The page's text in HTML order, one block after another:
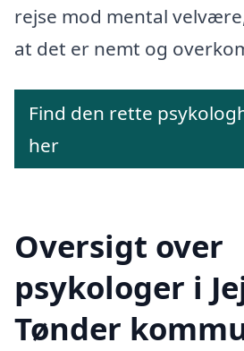
rejse mod mental
at det er nemt og
Find den rette
her
Oversigt over
psykologer i
Tønder